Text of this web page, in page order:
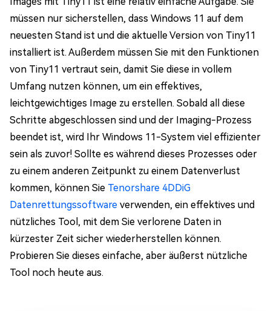
müssen nur sicherstellen, dass Windows 11 auf dem
neuesten Stand ist und die aktuelle Version von Tiny11
installiert ist. Außerdem müssen Sie mit den Funktionen
von Tiny11 vertraut sein, damit Sie diese in vollem
Umfang nutzen können, um ein effektives,
leichtgewichtiges Image zu erstellen. Sobald all diese
Schritte abgeschlossen sind und der Imaging-Prozess
beendet ist, wird Ihr Windows 11-System viel effizienter
sein als zuvor! Sollte es während dieses Prozesses oder
zu einem anderen Zeitpunkt zu einem Datenverlust
kommen, können Sie Tenorshare 4DDiG
Datenrettungssoftware verwenden, ein effektives und
nützliches Tool, mit dem Sie verlorene Daten in
kürzester Zeit sicher wiederherstellen können.
Probieren Sie dieses einfache, aber äußerst nützliche
Tool noch heute aus.